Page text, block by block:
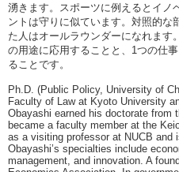
湧きます。スポーツに例えるとイノ
ントは守りに似ています。対照的な
た人はオールラウンダーになれます
の用途に応用することと、1つの仕
ることです。
Ph.D. (Public Policy, University of
Faculty of Law at Kyoto University
Obayashi earned his doctorate from
became a faculty member at the
as a visiting professor at NUCB and
Obayashi’s specialties include
management, and innovation. A